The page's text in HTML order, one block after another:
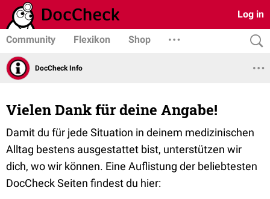
Log in
Community Flexikon Shop
DocCheck Info
Vielen Dank für deine Angabe!
Damit du für jede Situation in deinem medizinischen
Alltag bestens ausgestattet bist, unterstützen wir
dich, wo wir können. Eine Auflistung der beliebtesten
DocCheck Seiten findest du hier: